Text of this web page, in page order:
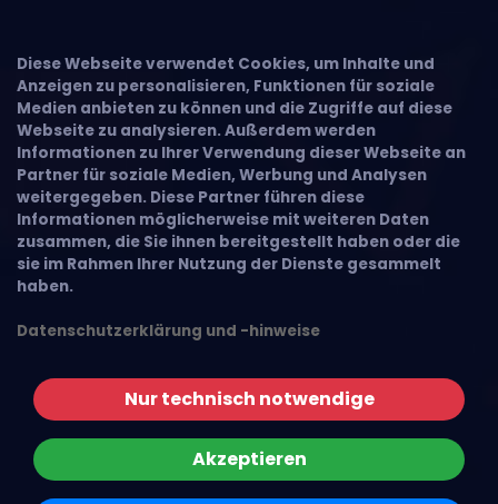
Diese Webseite verwendet Cookies, um Inhalte und
Anzeigen zu personalisieren, Funktionen für soziale
Medien anbieten zu können und die Zugriffe auf diese
Webseite zu analysieren. Außerdem werden
Informationen zu Ihrer Verwendung dieser Webseite an
Partner für soziale Medien, Werbung und Analysen
weitergegeben. Diese Partner führen diese
Informationen möglicherweise mit weiteren Daten
zusammen, die Sie ihnen bereitgestellt haben oder die
sie im Rahmen Ihrer Nutzung der Dienste gesammelt
haben.
Datenschutzerklärung und -hinweise
Nur technisch notwendige
Akzeptieren